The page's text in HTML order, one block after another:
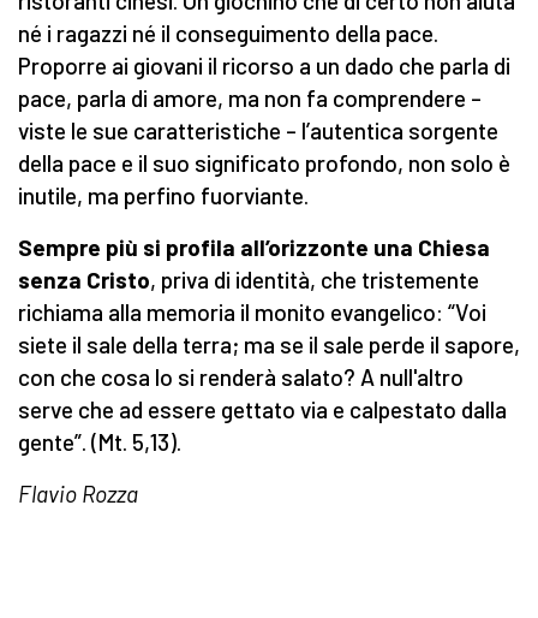
né i ragazzi né il conseguimento della pace.
Proporre ai giovani il ricorso a un dado che parla di
pace, parla di amore, ma non fa comprendere –
viste le sue caratteristiche – l’autentica sorgente
della pace e il suo significato profondo, non solo è
inutile, ma perfino fuorviante.
Sempre più si profila all’orizzonte una Chiesa
senza Cristo, priva di identità, che tristemente
richiama alla memoria il monito evangelico: “Voi
siete il sale della terra; ma se il sale perde il sapore,
con che cosa lo si renderà salato? A null'altro
serve che ad essere gettato via e calpestato dalla
gente”. (Mt. 5,13).
Flavio Rozza